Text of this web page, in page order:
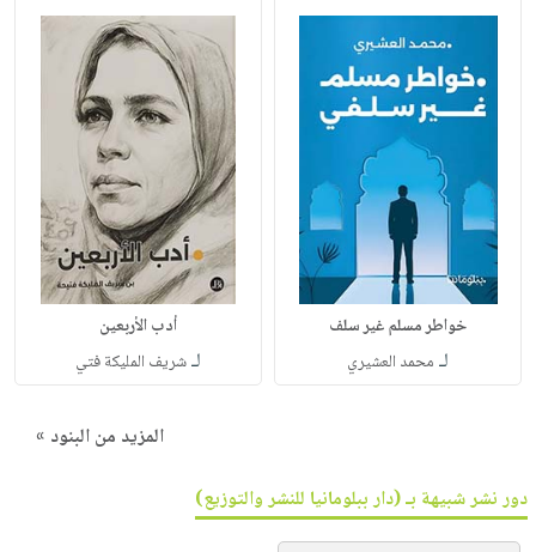
خواطر مسلم غير سلف
لـ محمد العشيري
أدب الأربعين
لـشريف المليكة فتي
المزيد من البنود »
دور نشر شبيهة بـ (دار ببلومانيا للنشر والتوزيع)